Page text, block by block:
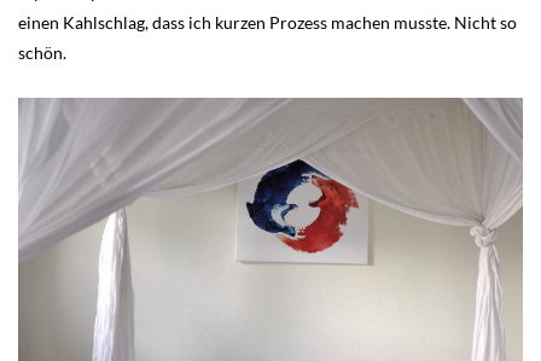
einen Kahlschlag, dass ich kurzen Prozess machen musste. Nicht so
schön.